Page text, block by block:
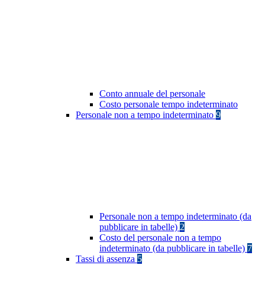
Conto annuale del personale
Costo personale tempo indeterminato
Personale non a tempo indeterminato 9
Personale non a tempo indeterminato (da
pubblicare in tabelle) 2
Costo del personale non a tempo
indeterminato (da pubblicare in tabelle) 7
Tassi di assenza 5